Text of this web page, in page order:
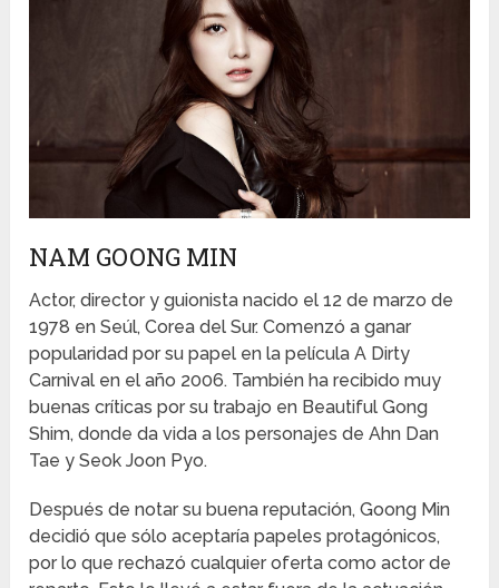
NAM GOONG MIN
Actor, director y guionista nacido el 12 de marzo de
1978 en Seúl, Corea del Sur. Comenzó a ganar
popularidad por su papel en la película A Dirty
Carnival en el año 2006. También ha recibido muy
buenas críticas por su trabajo en Beautiful Gong
Shim, donde da vida a los personajes de Ahn Dan
Tae y Seok Joon Pyo.
Después de notar su buena reputación, Goong Min
decidió que sólo aceptaría papeles protagónicos,
por lo que rechazó cualquier oferta como actor de